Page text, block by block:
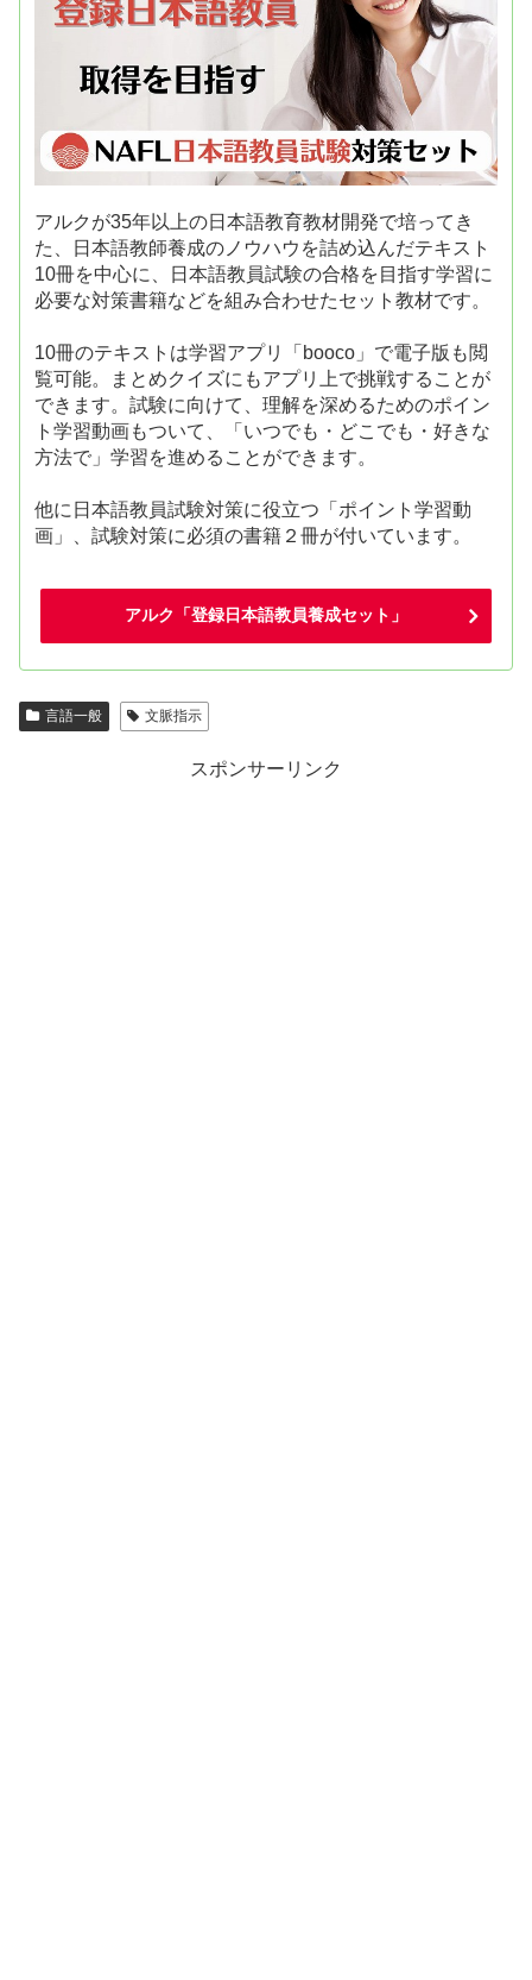
アルクが35年以上の日本語教育教材開発で培ってき
た、日本語教師養成のノウハウを詰め込んだテキスト
10冊を中心に、日本語教員試験の合格を目指す学習に
必要な対策書籍などを組み合わせたセット教材です。
10冊のテキストは学習アプリ「booco」で電子版も閲
覧可能。まとめクイズにもアプリ上で挑戦することが
できます。試験に向けて、理解を深めるためのポイン
ト学習動画もついて、「いつでも・どこでも・好きな
方法で」学習を進めることができます。
他に日本語教員試験対策に役立つ「ポイント学習動
画」、試験対策に必須の書籍２冊が付いています。
アルク「登録日本語教員養成セット」
言語一般 文脈指示
スポンサーリンク